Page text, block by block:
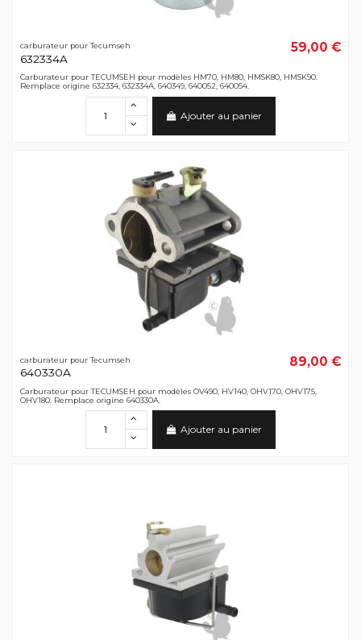
carburateur pour Tecumseh
632334A
59,00 €
Carburateur pour TECUMSEH pour modèles HM70, HM80, HMSK80, HMSK90.
Remplace origine 632334, 632334A, 640349, 640052, 640054.
Ajouter au panier
carburateur pour Tecumseh
640330A
89,00 €
Carburateur pour TECUMSEH pour modèles OV490, HV140, OHV170, OHV175,
OHV180. Remplace origine 640330A.
Ajouter au panier